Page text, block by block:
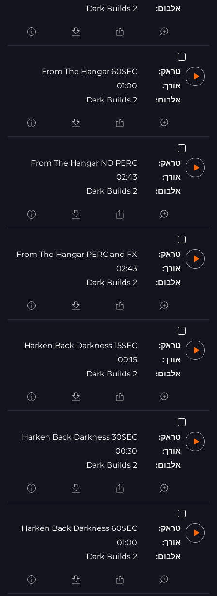
אלבום: Dark Builds 2
טראק:
From The Hangar 60SEC
אורך:
01:00
אלבום:
Dark Builds 2
טראק:
From The Hangar NO PERC
אורך:
02:43
אלבום:
Dark Builds 2
טראק:
From The Hangar PERC and FX
אורך:
02:43
אלבום:
Dark Builds 2
טראק:
Harken Back Darkness 15SEC
אורך:
00:15
אלבום:
Dark Builds 2
טראק:
Harken Back Darkness 30SEC
אורך:
00:30
אלבום:
Dark Builds 2
טראק:
Harken Back Darkness 60SEC
אורך:
01:00
אלבום:
Dark Builds 2